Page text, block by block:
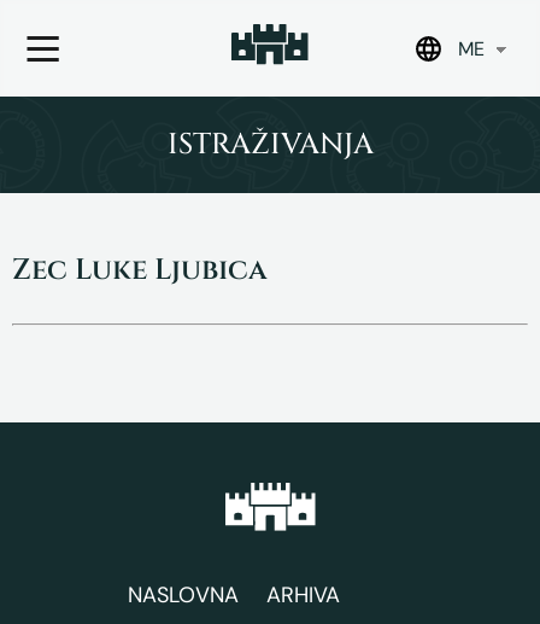
ME
ISTRAŽIVANJA
Zec Luke Ljubica
NASLOVNA
ARHIVA